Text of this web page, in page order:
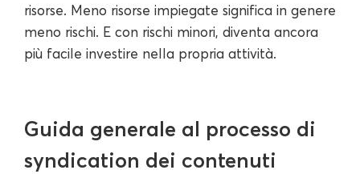
risorse. Meno risorse impiegate significa in genere
meno rischi. E con rischi minori, diventa ancora
più facile investire nella propria attività.
Guida generale al processo di
syndication dei contenuti